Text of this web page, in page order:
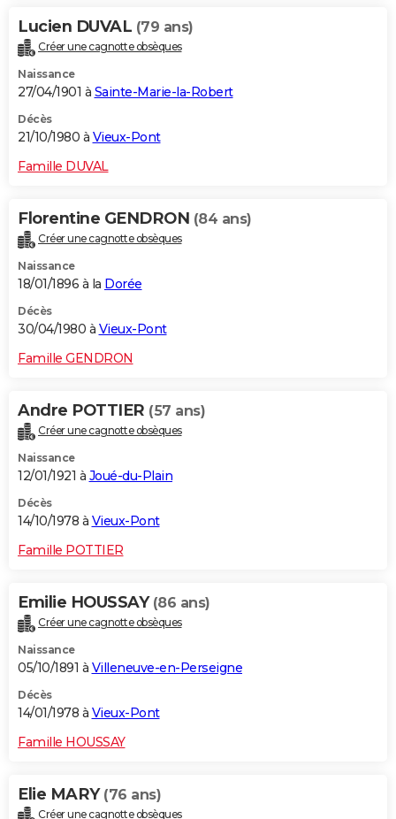
Lucien DUVAL (79 ans)
Créer une cagnotte obsèques
Naissance
27/04/1901 à Sainte-Marie-la-Robert
Décès
21/10/1980 à Vieux-Pont
Famille DUVAL
Florentine GENDRON (84 ans)
Créer une cagnotte obsèques
Naissance
18/01/1896 à la Dorée
Décès
30/04/1980 à Vieux-Pont
Famille GENDRON
Andre POTTIER (57 ans)
Créer une cagnotte obsèques
Naissance
12/01/1921 à Joué-du-Plain
Décès
14/10/1978 à Vieux-Pont
Famille POTTIER
Emilie HOUSSAY (86 ans)
Créer une cagnotte obsèques
Naissance
05/10/1891 à Villeneuve-en-Perseigne
Décès
14/01/1978 à Vieux-Pont
Famille HOUSSAY
Elie MARY (76 ans)
Créer une cagnotte obsèques